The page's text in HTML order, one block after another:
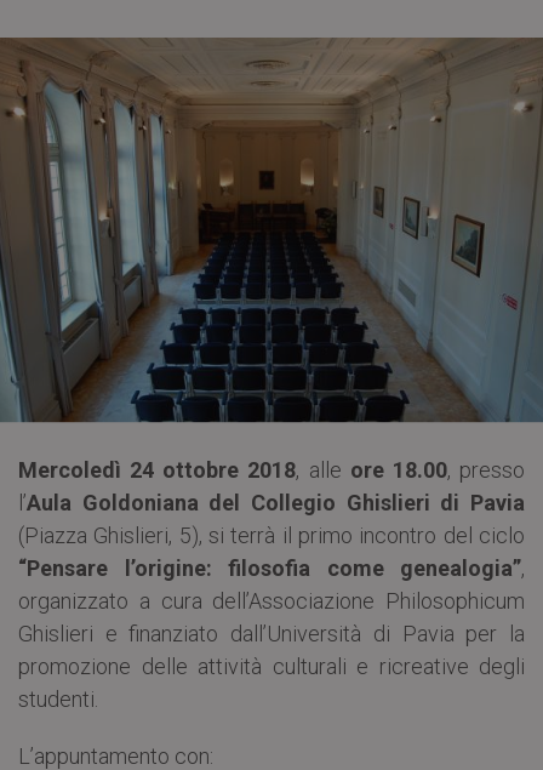
Mercoledì 24 ottobre 2018, alle ore 18.00, presso
l’Aula Goldoniana del Collegio Ghislieri di Pavia
(Piazza Ghislieri, 5), si terrà il primo incontro del ciclo
“Pensare l’origine: filosofia come genealogia”,
organizzato a cura dell’Associazione Philosophicum
Ghislieri e finanziato dall’Università di Pavia per la
promozione delle attività culturali e ricreative degli
studenti.
L’appuntamento con: